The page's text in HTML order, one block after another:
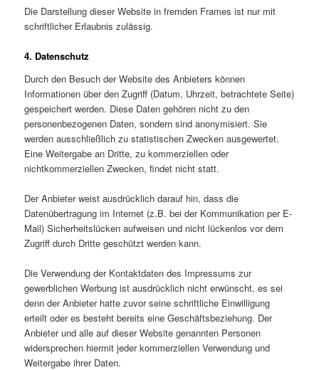
Die Darstellung dieser Website in fremden Frames ist nur mit
schriftlicher Erlaubnis zulässig.
4. Datenschutz
Durch den Besuch der Website des Anbieters können
Informationen über den Zugriff (Datum, Uhrzeit, betrachtete Seite)
gespeichert werden. Diese Daten gehören nicht zu den
personenbezogenen Daten, sondern sind anonymisiert. Sie
werden ausschließlich zu statistischen Zwecken ausgewertet.
Eine Weitergabe an Dritte, zu kommerziellen oder
nichtkommerziellen Zwecken, findet nicht statt.
Der Anbieter weist ausdrücklich darauf hin, dass die
Datenübertragung im Internet (z.B. bei der Kommunikation per E-
Mail) Sicherheitslücken aufweisen und nicht lückenlos vor dem
Zugriff durch Dritte geschützt werden kann.
Die Verwendung der Kontaktdaten des Impressums zur
gewerblichen Werbung ist ausdrücklich nicht erwünscht, es sei
denn der Anbieter hatte zuvor seine schriftliche Einwilligung
erteilt oder es besteht bereits eine Geschäftsbeziehung. Der
Anbieter und alle auf dieser Website genannten Personen
widersprechen hiermit jeder kommerziellen Verwendung und
Weitergabe ihrer Daten.